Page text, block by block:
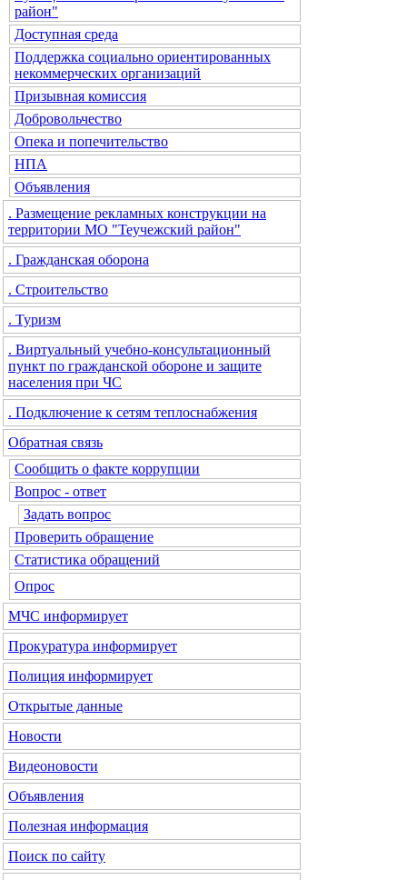
район"
Доступная среда
Поддержка социально ориентированных
некоммерческих организаций
Призывная комиссия
Добровольчество
Опека и попечительство
НПА
Объявления
. Размещение рекламных конструкции на
территории МО "Теучежский район"
. Гражданская оборона
. Строительство
. Туризм
. Виртуальный учебно-консультационный
пункт по гражданской обороне и защите
населения при ЧС
. Подключение к сетям теплоснабжения
Обратная связь
Сообщить о факте коррупции
Вопрос - ответ
Задать вопрос
Проверить обращение
Статистика обращений
Опрос
МЧС информирует
Прокуратура информирует
Полиция информирует
Открытые данные
Новости
Видеоновости
Объявления
Полезная информация
Поиск по сайту